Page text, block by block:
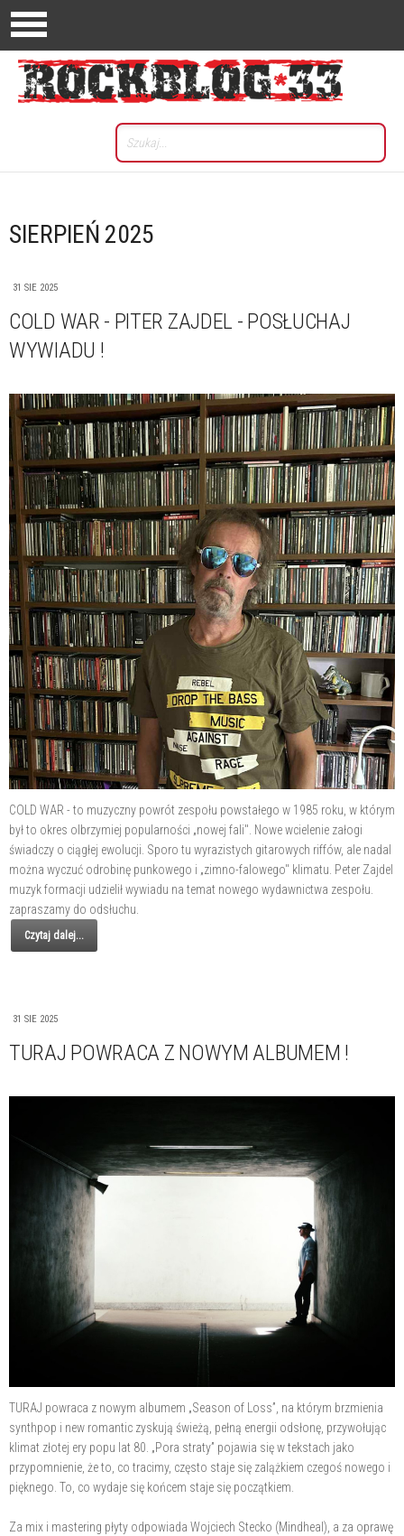
SIERPIEŃ 2025
31 SIE 2025
COLD WAR - PITER ZAJDEL - POSŁUCHAJ
WYWIADU !
COLD WAR - to muzyczny powrót zespołu powstałego w 1985 roku, w którym
był to okres olbrzymiej popularności „nowej fali". Nowe wcielenie załogi
świadczy o ciągłej ewolucji. Sporo tu wyrazistych gitarowych riffów, ale nadal
można wyczuć odrobinę punkowego i „zimno-falowego" klimatu. Peter Zajdel
muzyk formacji udzielił wywiadu na temat nowego wydawnictwa zespołu.
zapraszamy do odsłuchu.
Czytaj dalej...
31 SIE 2025
TURAJ POWRACA Z NOWYM ALBUMEM !
TURAJ powraca z nowym albumem „Season of Loss”, na którym brzmienia
synthpop i new romantic zyskują świeżą, pełną energii odsłonę, przywołując
klimat złotej ery popu lat 80. „Pora straty” pojawia się w tekstach jako
przypomnienie, że to, co tracimy, często staje się zalążkiem czegoś nowego i
pięknego. To, co wydaje się końcem staje się początkiem.
Za mix i mastering płyty odpowiada Wojciech Stecko (Mindheal), a za oprawę